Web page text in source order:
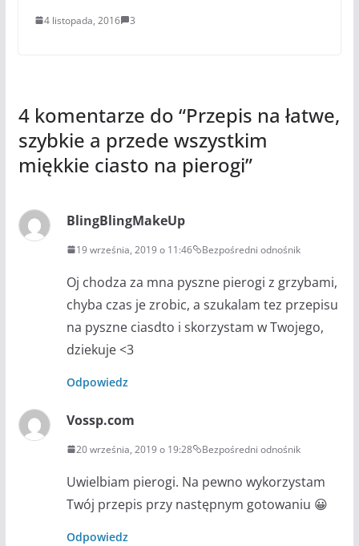
4 listopada, 2016 3
4 komentarze do “Przepis na łatwe,
szybkie a przede wszystkim
miękkie ciasto na pierogi”
BlingBlingMakeUp
19 września, 2019 o 11:46 Bezpośredni odnośnik
Oj chodza za mna pyszne pierogi z grzybami,
chyba czas je zrobic, a szukalam tez przepisu
na pyszne ciasdto i skorzystam w Twojego,
dziekuje <3
Odpowiedz
Vossp.com
20 września, 2019 o 19:28 Bezpośredni odnośnik
Uwielbiam pierogi. Na pewno wykorzystam
Twój przepis przy następnym gotowaniu 😀
Odpowiedz